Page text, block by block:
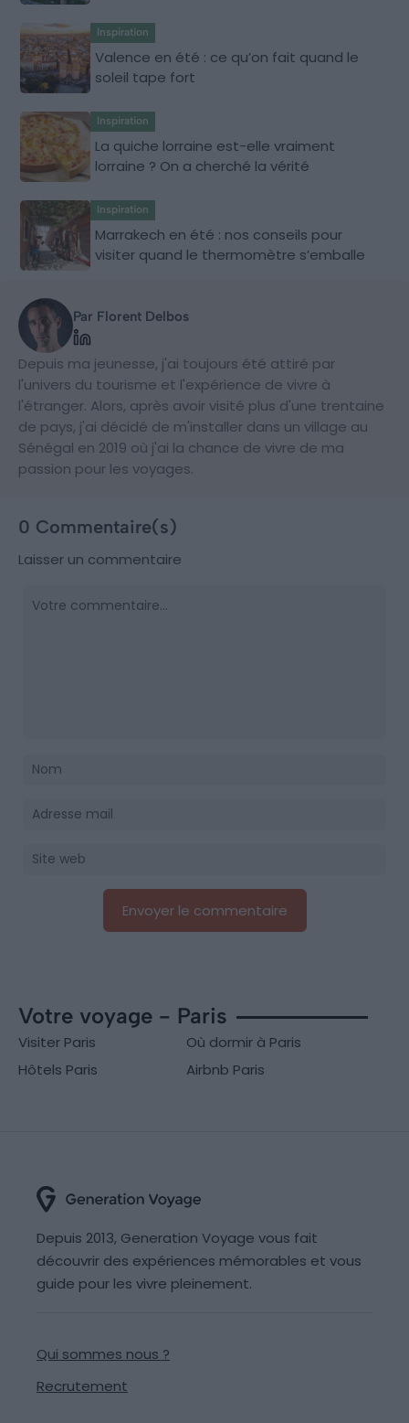
Inspiration
Valence en été : ce qu’on fait quand le
soleil tape fort
Inspiration
La quiche lorraine est-elle vraiment
lorraine ? On a cherché la vérité
Inspiration
Marrakech en été : nos conseils pour
visiter quand le thermomètre s’emballe
Par Florent Delbos
Depuis ma jeunesse, j'ai toujours été attiré par
l'univers du tourisme et l'expérience de vivre à
l'étranger. Alors, après avoir visité plus d'une trentaine
de pays, j'ai décidé de m'installer dans un village au
Sénégal en 2019 où j'ai la chance de vivre de ma
passion pour les voyages.
0 Commentaire(s)
Laisser un commentaire
Votre voyage - Paris
Visiter Paris
Où dormir à Paris
Hôtels Paris
Airbnb Paris
Depuis 2013, Generation Voyage vous fait
découvrir des expériences mémorables et vous
guide pour les vivre pleinement.
Qui sommes nous ?
Recrutement